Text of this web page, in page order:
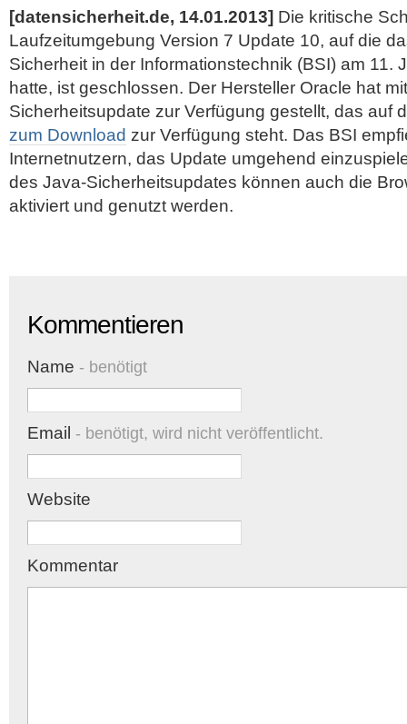
[datensicherheit.de, 14.01.2013] Die kritische
Laufzeitumgebung Version 7 Update 10, auf die
Sicherheit in der Informationstechnik (BSI) am 11.
hatte, ist geschlossen. Der Hersteller Oracle hat
Sicherheitsupdate zur Verfügung gestellt, das auf
zum Download zur Verfügung steht. Das BSI
Internetnutzern, das Update umgehend
des Java-Sicherheitsupdates können auch die
aktiviert und genutzt werden.
Kommentieren
Name - benötigt
Email - benötigt, wird nicht veröffentlicht.
Website
Kommentar